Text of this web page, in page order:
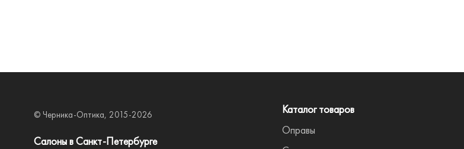
© Черника-Оптика, 2015-2026
Салоны в Санкт-Петербурге
Каталог товаров
Оправы